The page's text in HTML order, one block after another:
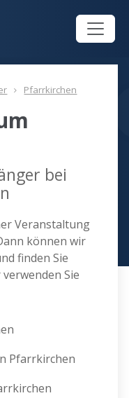
Pfarrkirchen
bei
Veranstaltung
können wir
finden Sie
Sie
Pfarrkirchen